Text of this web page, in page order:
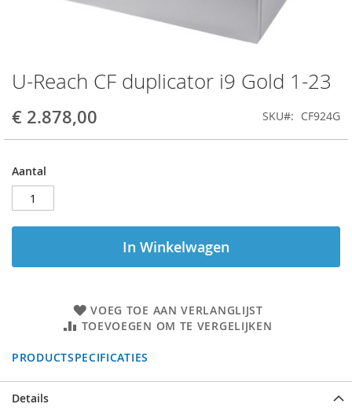
U-Reach CF duplicator i9 Gold 1-23
€ 2.878,00 SKU CF924G
Aantal
In Winkelwagen
VOEG TOE AAN VERLANGLIJST
TOEVOEGEN OM TE VERGELIJKEN
PRODUCTSPECIFICATIES
Ga
naar
het
begin
van
afbeeldingen-
gallerij
Details